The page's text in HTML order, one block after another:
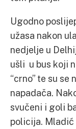
Ugodno
užasa nakon
nedjelje u
ušli u bus koji
“crno” te su
napadača.
svučeni i goli
policija. Mladić